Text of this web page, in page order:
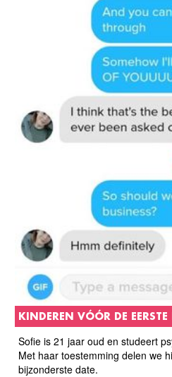
KINDEREN VÓÓR DE EERSTE
Sofie is 21 jaar oud en studeert
Met haar toestemming delen we
bijzonderste date.